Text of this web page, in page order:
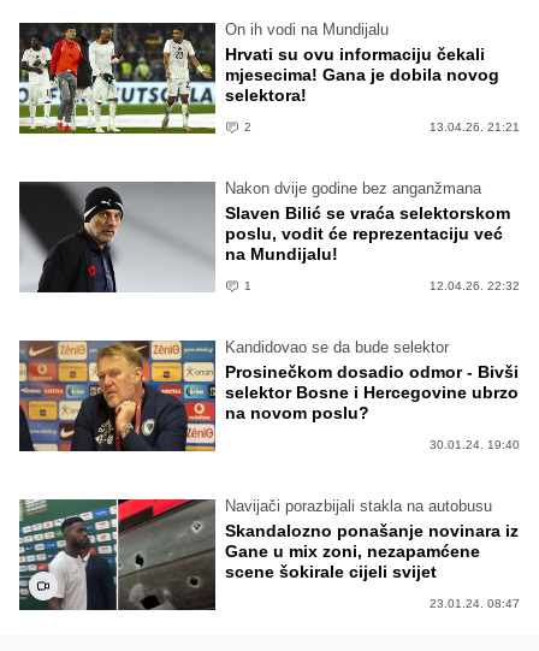
On ih vodi na Mundijalu
Hrvati su ovu informaciju čekali
mjesecima! Gana je dobila novog
selektora!
2 13.04.26. 21:21
Nakon dvije godine bez anganžmana
Slaven Bilić se vraća selektorskom
poslu, vodit će reprezentaciju već
na Mundijalu!
1 12.04.26. 22:32
Kandidovao se da bude selektor
Prosinečkom dosadio odmor - Bivši
selektor Bosne i Hercegovine ubrzo
na novom poslu?
30.01.24. 19:40
Navijači porazbijali stakla na autobusu
Skandalozno ponašanje novinara iz
Gane u mix zoni, nezapamćene
scene šokirale cijeli svijet
23.01.24. 08:47